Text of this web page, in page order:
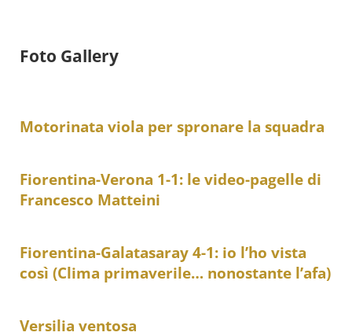
Foto Gallery
Motorinata viola per spronare la squadra
Fiorentina-Verona 1-1: le video-pagelle di
Francesco Matteini
Fiorentina-Galatasaray 4-1: io l’ho vista
così (Clima primaverile… nonostante l’afa)
Versilia ventosa